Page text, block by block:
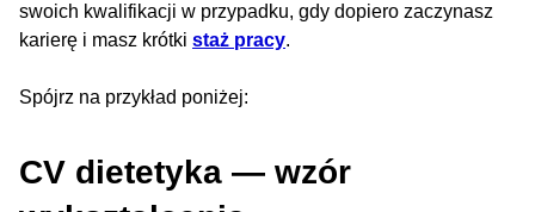
swoich kwalifikacji w przypadku, gdy dopiero zaczynasz
karierę i masz krótki staż pracy.
Spójrz na przykład poniżej:
CV dietetyka — wzór